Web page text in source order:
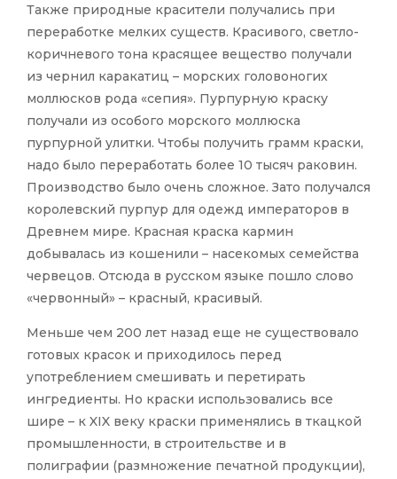
Также природные красители получались при
переработке мелких существ. Красивого, светло-
коричневого тона красящее вещество получали
из чернил каракатиц – морских головоногих
моллюсков рода «сепия». Пурпурную краску
получали из особого морского моллюска
пурпурной улитки. Чтобы получить грамм краски,
надо было переработать более 10 тысяч раковин.
Производство было очень сложное. Зато получался
королевский пурпур для одежд императоров в
Древнем мире. Красная краска кармин
добывалась из кошенили – насекомых семейства
червецов. Отсюда в русском языке пошло слово
«червонный» – красный, красивый.
Меньше чем 200 лет назад еще не существовало
готовых красок и приходилось перед
употреблением смешивать и перетирать
ингредиенты. Но краски использовались все
шире – к XIX веку краски применялись в ткацкой
промышленности, в строительстве и в
полиграфии (размножение печатной продукции),